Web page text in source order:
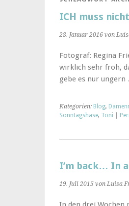
ICH muss
28. Januar 2016 von
Fotograf: Regina
wirklich sehr froh,
gebe es nur ungern
Kategorien: Blog,
Sonntagshase, Toni
I’m back… In
19. Juli 2015 von Luisa